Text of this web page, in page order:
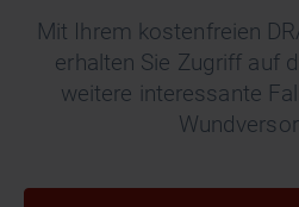
Mit Ihrem kostenfreien
erhalten Sie Zugriff auf
weitere interessante